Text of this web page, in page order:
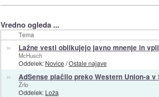
Vredno ogleda ...
Tema
» Lažne vesti oblikujejo javno mnenje in
McHusch
Oddelek: Novice/Ostale najave
» AdSense plačilo preko Western Union-a v
Žrlo
Oddelek: Loža